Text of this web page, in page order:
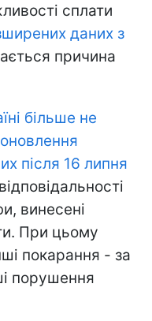
сплати
даних з
причина
більше не
після 16 липня
винесені
При цьому
покарання - за
порушення